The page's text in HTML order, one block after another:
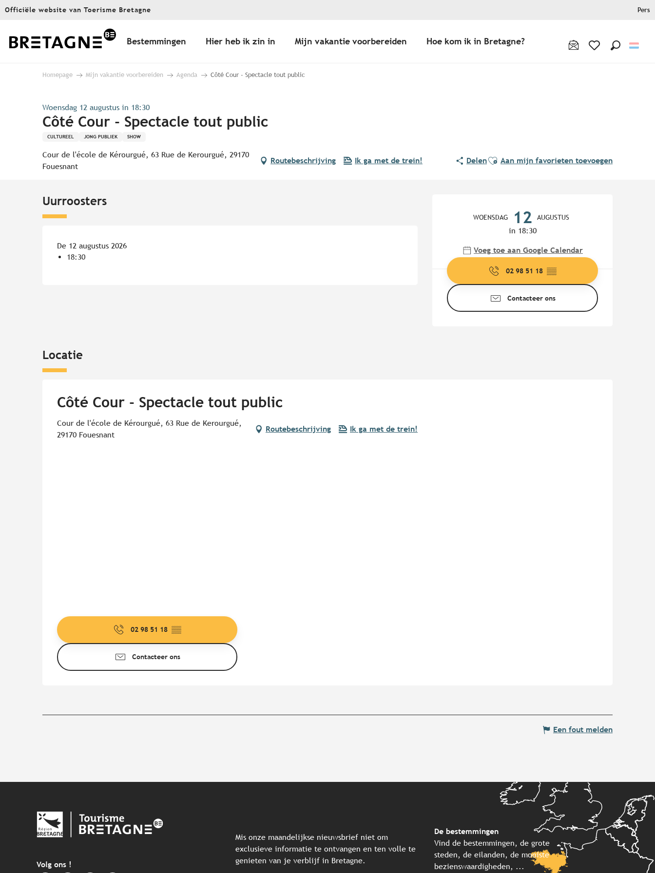
Aller
principal
Officiële website van Toerisme Bretagne Pers
Bestemmingen Hier heb ik zin in Mijn vakantie voorbereiden Hoe kom ik in Bretagne?
Homepage Mijn vakantie voorbereiden Agenda Côté Cour - Spectacle tout public
Woensdag 12 augustus in 18:30
Côté Cour - Spectacle tout public
CULTUREEL JONG PUBLIEK SHOW
Cour de l'école de Kérourgué, 63 Rue de Kerourgué, 29170
Fouesnant
Routebeschrijving Ik ga met de trein! DelenAjouter aux favoris
Aan mijn favorieten toevoegen
WOENSDAG 12 AUGUSTUS
in 18:30
Voeg toe aan Google Calendar
02 98 51 18 ▒▒
Contacteer ons
Uurroosters
De 12 augustus 2026
18:30
Locatie
Côté Cour - Spectacle tout public
Cour de l'école de Kérourgué, 63 Rue de Kerourgué,
29170 Fouesnant
Routebeschrijving Ik ga met de trein!
02 98 51 18 ▒▒
Contacteer ons
Een fout melden
Volg ons !
Mis onze maandelijkse nieuwsbrief niet om
exclusieve informatie te ontvangen en ten volle te
genieten van je verblijf in Bretagne.
De bestemmingen
Vind de bestemmingen, de grote
steden, de eilanden, de mooiste
bezienswaardigheden, ...